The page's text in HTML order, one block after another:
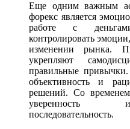
Еще одним важным
форекс является
работе с
контролировать
изменении рынка.
укрепляют
правильные привычки.
объективность и
решений. Со
уверенность
последовательность.